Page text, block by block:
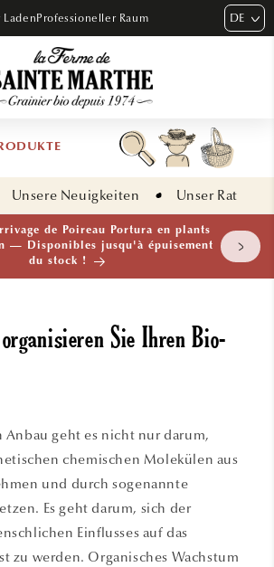
LadenProfessioneller Raum DE
Unsere Neuigkeiten Unser Rat
— Ail Rocambole AB · Lot de 10
· En stock maintenant
Sie Ihren Bio-
Anbau geht es nicht nur darum,
chemischen Molekülen aus
und durch sogenannte
Es geht darum, sich der
Einflusses auf das
zu werden. Organisches Wachstum